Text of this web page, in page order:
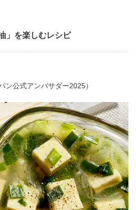
」を楽しむレシピ
ン公式アンバサダー2025）